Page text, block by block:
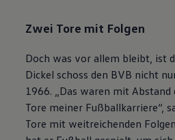
Zwei Tore mit Folgen
Doch was vor allem bleibt, ist
Dickel schoss den BVB nicht
1966. „Das waren mit
Tore meiner Fußballkarriere“,
Tore mit weitreichenden